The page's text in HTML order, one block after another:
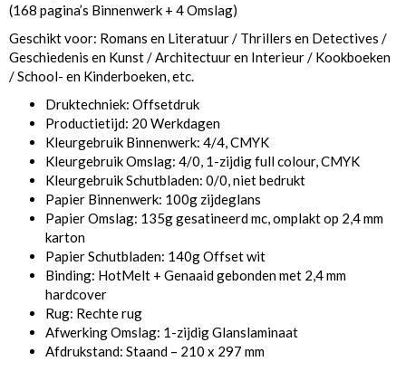
(168 pagina’s Binnenwerk + 4 Omslag)
Geschikt voor: Romans en Literatuur / Thrillers en Detectives /
Geschiedenis en Kunst / Architectuur en Interieur / Kookboeken
/ School- en Kinderboeken, etc.
Druktechniek: Offsetdruk
Productietijd: 20 Werkdagen
Kleurgebruik Binnenwerk: 4/4, CMYK
Kleurgebruik Omslag: 4/0, 1-zijdig full colour, CMYK
Kleurgebruik Schutbladen: 0/0, niet bedrukt
Papier Binnenwerk: 100g zijdeglans
Papier Omslag: 135g gesatineerd mc, omplakt op 2,4 mm
karton
Papier Schutbladen: 140g Offset wit
Binding: HotMelt + Genaaid gebonden met 2,4 mm
hardcover
Rug: Rechte rug
Afwerking Omslag: 1-zijdig Glanslaminaat
Afdrukstand: Staand – 210 x 297 mm